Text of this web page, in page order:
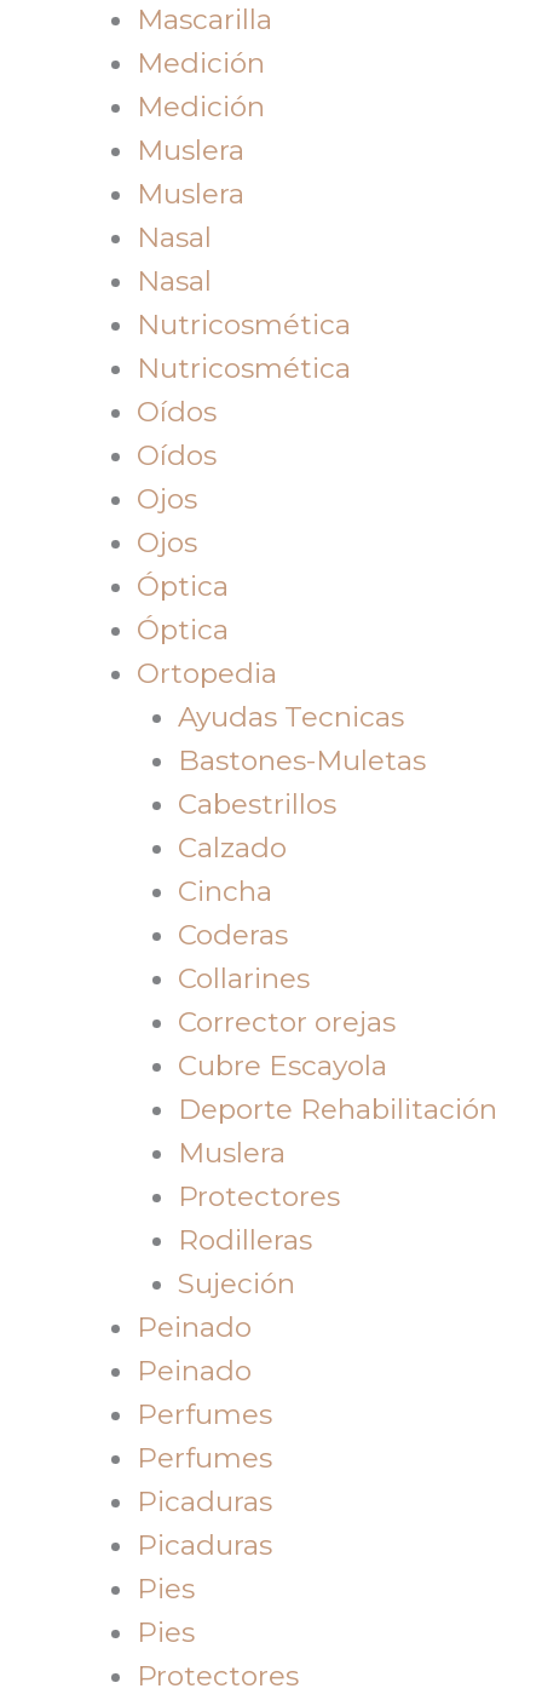
Mascarilla
Medición
Medición
Muslera
Muslera
Nasal
Nasal
Nutricosmética
Nutricosmética
Oídos
Oídos
Ojos
Ojos
Óptica
Óptica
Ortopedia
Ayudas Tecnicas
Bastones-Muletas
Cabestrillos
Calzado
Cincha
Coderas
Collarines
Corrector orejas
Cubre Escayola
Deporte Rehabilitación
Muslera
Protectores
Rodilleras
Sujeción
Peinado
Peinado
Perfumes
Perfumes
Picaduras
Picaduras
Pies
Pies
Protectores